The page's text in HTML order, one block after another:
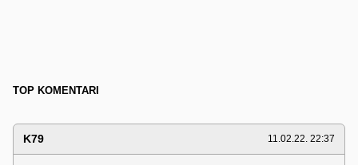
TOP KOMENTARI
K79 11.02.22. 22:37